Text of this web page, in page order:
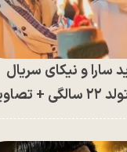
سارا و نیکای سریال